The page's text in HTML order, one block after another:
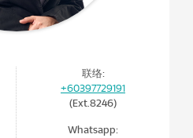
联络:
+60397729191
(Ext.8246)
Whatsapp: